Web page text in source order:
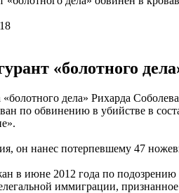
«болотного
дела» Рихарда
по обвинению в убийстве в
он нанес потерпевшему 47
в июне 2012 года по
иммиграции,